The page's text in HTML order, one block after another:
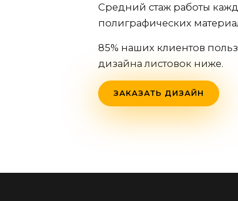
Средний стаж работы
полиграфических
85% наших клиентов
дизайна листовок ниже.
ЗАКАЗАТЬ ДИЗАЙН